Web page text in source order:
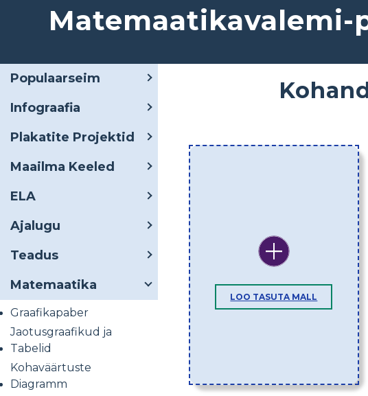
Matemaatikavalemi-
Populaarseim
Infograafia
Plakatite Projektid
Maailma Keeled
ELA
Ajalugu
Teadus
Matemaatika
Graafikapaber
Jaotusgraafikud ja
Tabelid
Kohaväärtuste
Diagramm
LOO TASUTA MALL